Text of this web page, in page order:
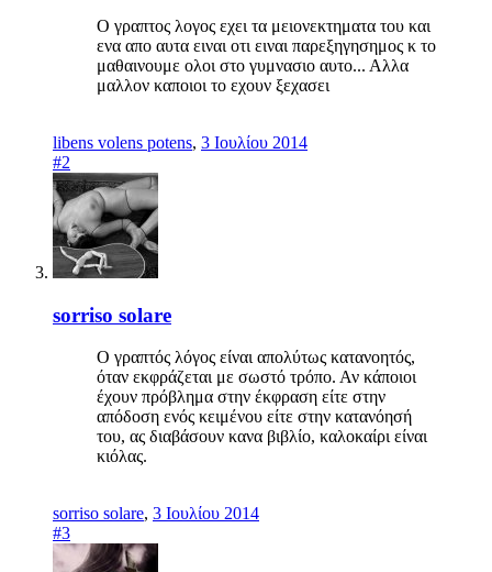
Ο γραπτος λογος εχει τα μειονεκτηματα του και
ενα απο αυτα ειναι οτι ειναι παρεξηγησημος κ το
μαθαινουμε ολοι στο γυμνασιο αυτο... Αλλα
μαλλον καποιοι το εχουν ξεχασει
libens volens potens, 3 Ιουλίου 2014
#2
sorriso solare
Ο γραπτός λόγος είναι απολύτως κατανοητός,
όταν εκφράζεται με σωστό τρόπο. Αν κάποιοι
έχουν πρόβλημα στην έκφραση είτε στην
απόδοση ενός κειμένου είτε στην κατανόησή
του, ας διαβάσουν κανα βιβλίο, καλοκαίρι είναι
κιόλας.
sorriso solare, 3 Ιουλίου 2014
#3